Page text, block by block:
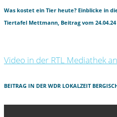
Was kostet ein Tier heute? Einblicke in
Tiertafel Mettmann, Beitrag vom 24.04.24
Video in der RTL Mediathek
BEITRAG IN DER WDR LOKALZEIT